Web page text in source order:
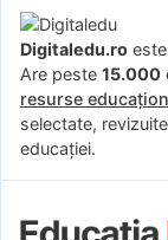
Digitaledu.ro
Are peste 15.000
resurse
selectate,
educației.